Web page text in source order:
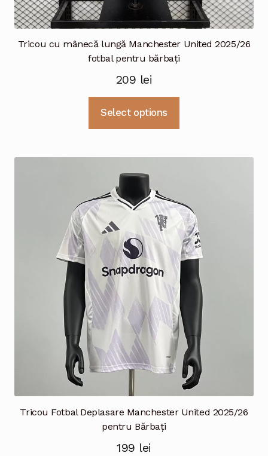
Tricou cu mânecă lungă Manchester United 2025/26
fotbal pentru bărbați
209 lei
Select options
Opțiunile
pot
fi
alese
în
pagina
produsului.
Tricou Fotbal Deplasare Manchester United 2025/26
pentru Bărbați
199 lei